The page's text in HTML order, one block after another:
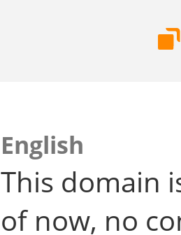
English
This domain
of now, no